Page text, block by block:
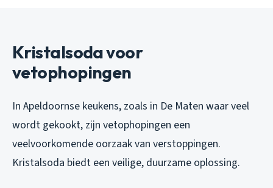
Kristalsoda voor
vetophopingen
In Apeldoornse keukens, zoals in De Maten waar veel
wordt gekookt, zijn vetophopingen een
veelvoorkomende oorzaak van verstoppingen.
Kristalsoda biedt een veilige, duurzame oplossing.